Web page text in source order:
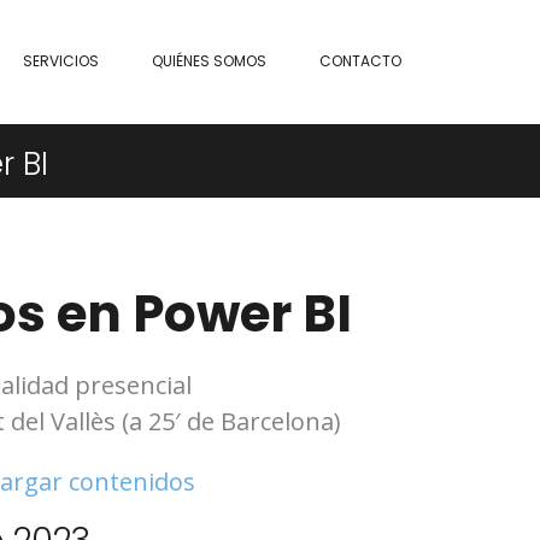
SERVICIOS QUIÉNES SOMOS CONTACTO
BI
en Power BI
presencial
Vallès (a 25′ de Barcelona)
contenidos